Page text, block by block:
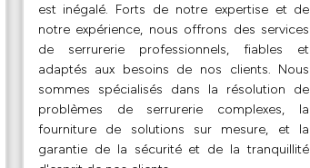
est inégalé. Forts de notre expertise et de
notre expérience, nous offrons des services
de serrurerie professionnels, fiables et
adaptés aux besoins de nos clients. Nous
sommes spécialisés dans la résolution de
problèmes de serrurerie complexes, la
fourniture de solutions sur mesure, et la
garantie de la sécurité et de la tranquillité